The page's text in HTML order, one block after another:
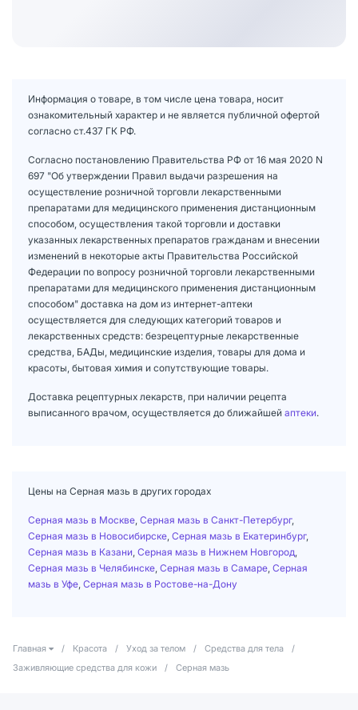
Информация о товаре, в том числе цена товара, носит
ознакомительный характер и не является публичной офертой
согласно ст.437 ГК РФ.
Согласно постановлению Правительства РФ от 16 мая 2020 N
697 "Об утверждении Правил выдачи разрешения на
осуществление розничной торговли лекарственными
препаратами для медицинского применения дистанционным
способом, осуществления такой торговли и доставки
указанных лекарственных препаратов гражданам и внесении
изменений в некоторые акты Правительства Российской
Федерации по вопросу розничной торговли лекарственными
препаратами для медицинского применения дистанционным
способом" доставка на дом из интернет-аптеки
осуществляется для следующих категорий товаров и
лекарственных средств: безрецептурные лекарственные
средства, БАДы, медицинские изделия, товары для дома и
красоты, бытовая химия и сопутствующие товары.
Доставка рецептурных лекарств, при наличии рецепта
выписанного врачом, осуществляется до ближайшей аптеки.
Цены на Серная мазь в других городах
Серная мазь в Москве Серная мазь в Санкт-Петербург,
Серная мазь в Новосибирске Серная мазь в Екатеринбург,
Серная мазь в Казани Серная мазь в Нижнем Новгород
Серная мазь в Челябинске Серная мазь в Самаре Серная
мазь в Уфе Серная мазь в Ростове-на-Дону
Главная / Красота / Уход за телом / Средства для тела
/
Заживляющие средства для кожи
/ Серная мазь